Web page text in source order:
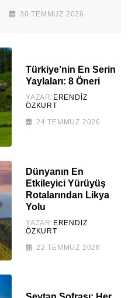
30 TEMMUZ 2026
Türkiye’nin En Serin
Yaylaları: 8 Öneri
YAZAR: ERENDIZ
ÖZKURT
24 TEMMUZ 2026
Dünyanın En
Etkileyici Yürüyüş
Rotalarından Likya
Yolu
YAZAR: ERENDIZ
ÖZKURT
22 TEMMUZ 2026